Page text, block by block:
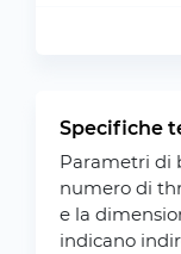
Specifiche
Parametri di
numero di
e la
indicano